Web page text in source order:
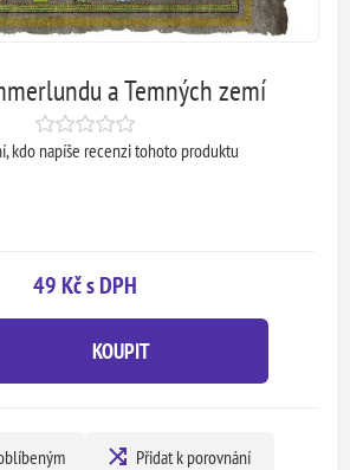
a Temných zemí
kdo napíše recenzi tohoto produktu
49 Kč s DPH
KOUPIT
Přidat k porovnání